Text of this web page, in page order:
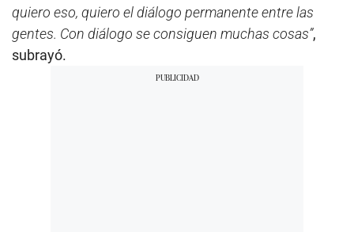
quiero eso, quiero el diálogo permanente entre las
gentes. Con diálogo se consiguen muchas cosas”,
subrayó.